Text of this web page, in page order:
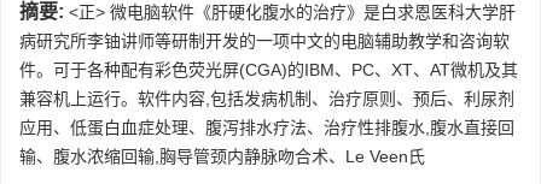
摘要: <正> 微电脑软件《肝硬化腹水的治疗》是白求恩医科大学肝
病研究所李铀讲师等研制开发的一项中文的电脑辅助教学和咨询软
件。可于各种配有彩色荧光屏(CGA)的IBM、PC、XT、AT微机及其
兼容机上运行。软件内容,包括发病机制、治疗原则、预后、利尿剂
应用、低蛋白血症处理、腹泻排水疗法、治疗性排腹水,腹水直接回
输、腹水浓缩回输,胸导管颈内静脉吻合术、Le Veen氏